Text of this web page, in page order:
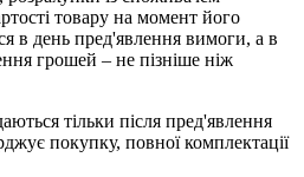
товару на момент його
в день пред'явлення вимоги, а в
грошей – не пізніше ніж
тільки після пред'явлення
покупку, повної комплектації